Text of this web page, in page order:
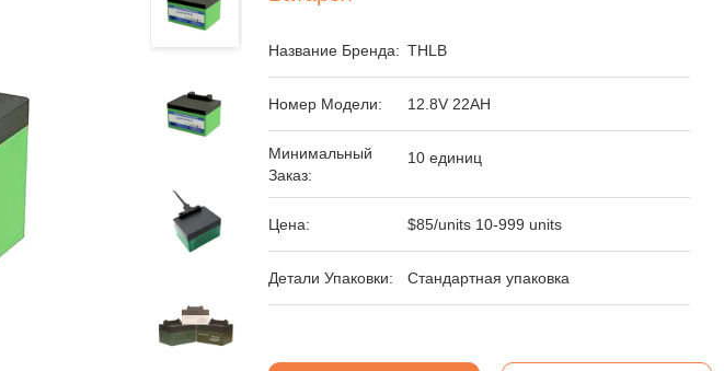
Название Бренда: THLB
Номер Модели: 12.8V 22AH
Минимальный
Заказ:
10 единиц
Цена: $85/units 10-999 units
Детали Упаковки: Стандартная упаковка